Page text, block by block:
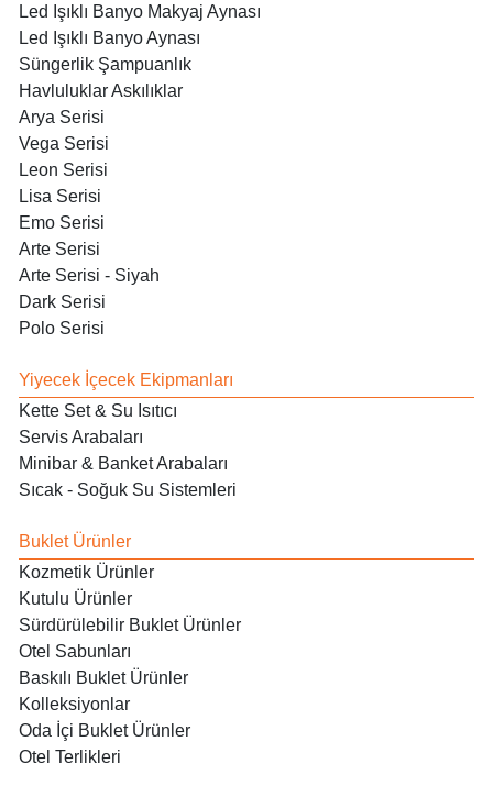
Led Işıklı Banyo Makyaj Aynası
Led Işıklı Banyo Aynası
Süngerlik Şampuanlık
Havluluklar Askılıklar
Arya Serisi
Vega Serisi
Leon Serisi
Lisa Serisi
Emo Serisi
Arte Serisi
Arte Serisi - Siyah
Dark Serisi
Polo Serisi
Yiyecek İçecek Ekipmanları
Kette Set & Su Isıtıcı
Servis Arabaları
Minibar & Banket Arabaları
Sıcak - Soğuk Su Sistemleri
Buklet Ürünler
Kozmetik Ürünler
Kutulu Ürünler
Sürdürülebilir Buklet Ürünler
Otel Sabunları
Baskılı Buklet Ürünler
Kolleksiyonlar
Oda İçi Buklet Ürünler
Otel Terlikleri